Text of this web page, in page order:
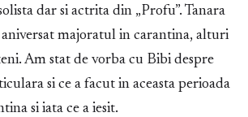
dar si actrita din „Profu”. Tanara
aniversat majoratul in carantina, alturi
Am stat de vorba cu Bibi despre
si ce a facut in aceasta perioada
si iata ce a iesit.